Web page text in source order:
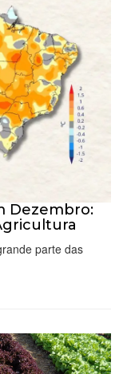
Dezembro:
parte das